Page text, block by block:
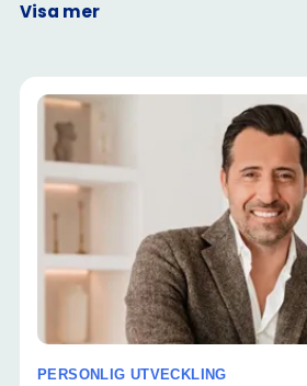
Visa mer
PERSONLIG UTVECKLING